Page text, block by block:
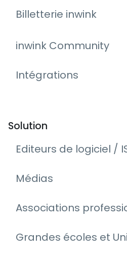
Billetterie inwink
inwink Community
Intégrations
Solution
Editeurs de logiciel /
Médias
Associations
Grandes écoles et